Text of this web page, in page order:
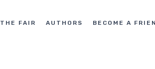
THE FAIR AUTHORS BECOME A